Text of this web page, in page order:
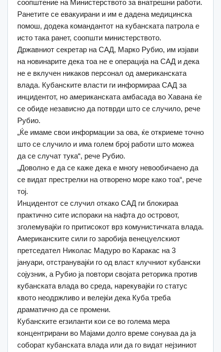
соопштение на Министерството за внатрешни работи.
Ранетите се евакуирани и им е дадена медицинска
помош, додека командантот на кубанската патрола е
исто така ранет, соопшти министерството.
Државниот секретар на САД, Марко Рубио, им изјави
на новинарите дека тоа не е операција на САД и дека
не е вклучен никаков персонал од американската
влада. Кубанските власти ги информираа САД за
инцидентот, но американската амбасада во Хавана ќе
се обиде независно да потврди што се случило, рече
Рубио.
„Ќе имаме свои информации за ова, ќе откриеме точно
што се случило и има голем број работи што можеа
да се случат тука“, рече Рубио.
„Доволно е да се каже дека е многу невообичаено да
се видат престрелки на отворено море како тоа“, рече
тој.
Инцидентот се случил откако САД ги блокираа
практично сите испораки на нафта до островот,
зголемувајќи го притисокот врз комунистичката влада.
Американските сили го заробија венецуелскиот
претседател Николас Мадуро во Каракас на 3
јануари, отстранувајќи го од власт клучниот кубански
сојузник, а Рубио ја повтори својата реторика против
кубанската влада во среда, нарекувајќи го статус
квото неодржливо и велејќи дека Куба треба
драматично да се промени.
Кубанските егзиланти кои се во голема мера
концентрирани во Мајами долго време сонуваа да ја
соборат кубанската влада или да го видат нејзиниот